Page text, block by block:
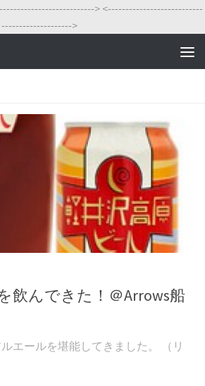
> <---------------------------
-------------------->
飲んできた！＠Arrows船
エールを堪能してきました。 （リ